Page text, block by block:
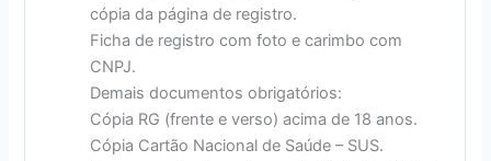
cópia da página de registro.
Ficha de registro com foto e carimbo com
CNPJ.
Demais documentos obrigatórios:
Cópia RG (frente e verso) acima de 18 anos.
Cópia Cartão Nacional de Saúde – SUS.